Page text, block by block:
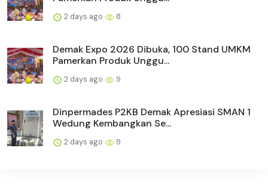
2 days ago 8
Demak Expo 2026 Dibuka, 100 Stand UMKM
Pamerkan Produk Unggu...
2 days ago 9
Dinpermades P2KB Demak Apresiasi SMAN 1
Wedung Kembangkan Se...
2 days ago 9